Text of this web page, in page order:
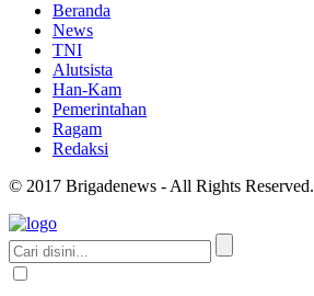
Beranda
News
TNI
Alutsista
Han-Kam
Pemerintahan
Ragam
Redaksi
© 2017 Brigadenews - All Rights Reserved.